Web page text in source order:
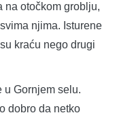
na otočkom groblju,
njima. Isturene
kraću nego drugi
u Gornjem selu.
dobro da netko